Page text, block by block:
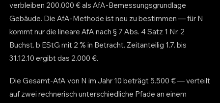
verbleiben 200.000 € als AfA-Bemessungsgrundlage
Gebäude. Die AfA-Methode ist neu zu bestimmen — für N
kommt nur die lineare AfA nach § 7 Abs. 4 Satz 1 Nr. 2
Buchst. b EStG mit 2 % in Betracht. Zeitanteilig 1.7. bis
31.12.10 ergibt das 2.000 €.
Die Gesamt-AfA von N im Jahr 10 beträgt 5.500 € — verteilt
auf zwei rechnerisch unterschiedliche Pfade an einem